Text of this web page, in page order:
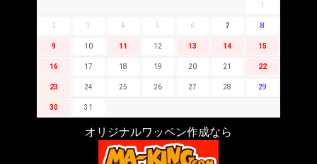
1
2 3 4 5 6 7 8
9 10 11 12 13 14 15
16 17 18 19 20 21 22
23 24 25 26 27 28 29
30 31
オリジナルワッペン作成なら